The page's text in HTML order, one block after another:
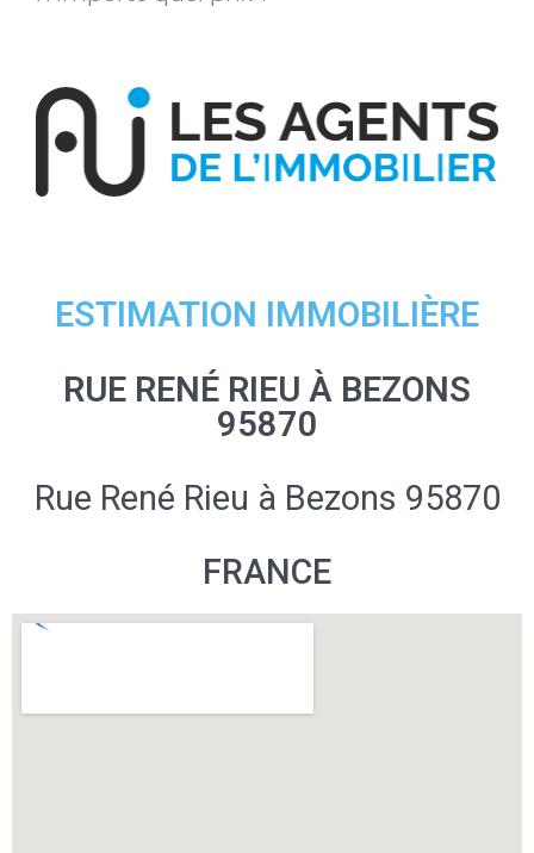
ESTIMATION IMMOBILIÈRE
RUE RENÉ RIEU À BEZONS
95870
Rue René Rieu à Bezons 95870
FRANCE